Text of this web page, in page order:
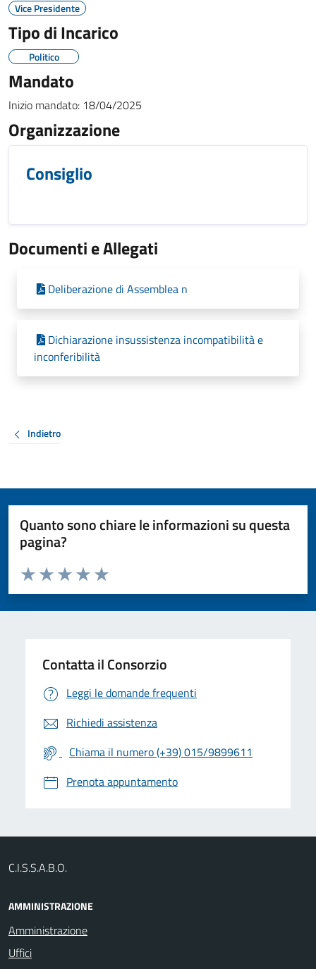
Vice Presidente
Tipo di Incarico
Politico
Mandato
Inizio mandato: 18/04/2025
Organizzazione
Consiglio
Documenti e Allegati
Deliberazione di Assemblea n
Dichiarazione insussistenza incompatibilità e
inconferibilità
Indietro
Quanto sono chiare le informazioni su questa
pagina?
Valuta da 1 a 5 stelle la pagina
Valuta 5 stelle su 5
Valuta 4 stelle su 5
Valuta 3 stelle su 5
Valuta 2 stelle su 5
Valuta 1 stelle su 5
Contatta il Consorzio
Leggi le domande frequenti
Richiedi assistenza
Chiama il numero (+39) 015/9899611
Prenota appuntamento
C.I.S.S.A.B.O.
AMMINISTRAZIONE
Amministrazione
Uffici